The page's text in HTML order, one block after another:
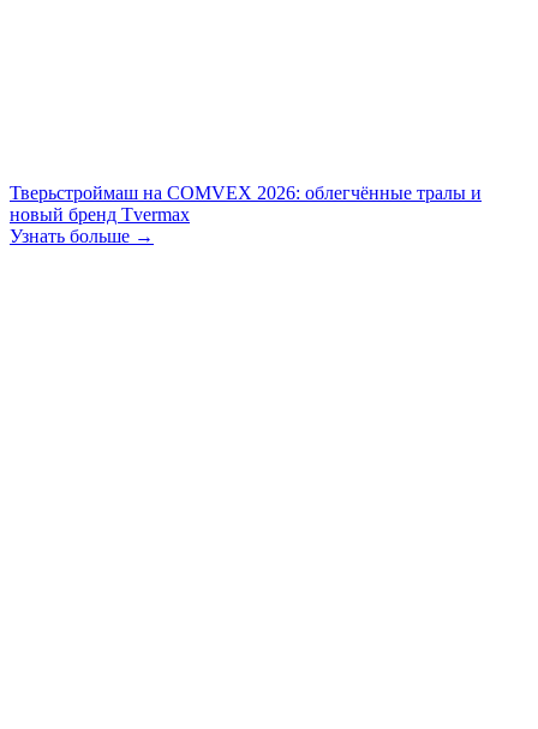
Тверьстроймаш на COMVEX 2026: облегчённые тралы и
новый бренд Tvermax
Узнать больше →